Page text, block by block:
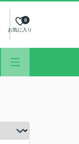
お気に入り
0